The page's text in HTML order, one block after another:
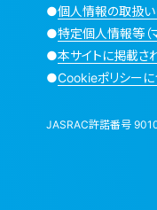
●個人情報の取扱い
●特定個人情報等（
●本サイトに掲載さ
●Cookieポリシーに
JASRAC許諾番号